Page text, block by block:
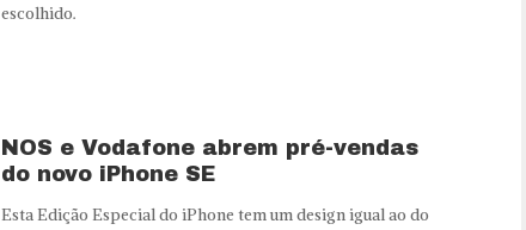
escolhido.
NOS e Vodafone abrem pré-vendas
do novo iPhone SE
Esta Edição Especial do iPhone tem um design igual ao do